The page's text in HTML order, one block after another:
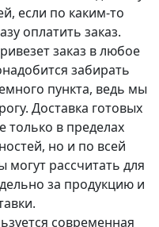
если по каким-то
оплатить заказ.
заказ в любое
забирать
пункта, ведь мы
Доставка готовых
только в пределах
но и по всей
рассчитать для
за продукцию и
современная